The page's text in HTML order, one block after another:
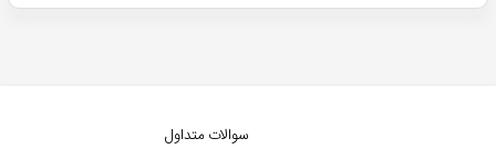
سوالات متداول